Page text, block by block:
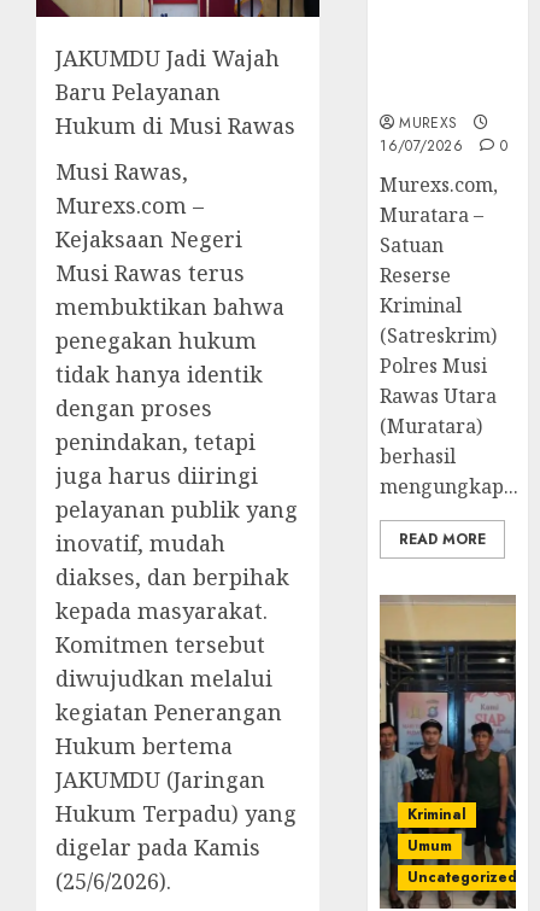
JAKUMDU Jadi Wajah
Baru Pelayanan
Hukum di Musi Rawas
Musi Rawas,
Murexs.com –
Kejaksaan Negeri
Musi Rawas terus
membuktikan bahwa
penegakan hukum
tidak hanya identik
dengan proses
penindakan, tetapi
juga harus diiringi
pelayanan publik yang
inovatif, mudah
diakses, dan berpihak
kepada masyarakat.
Komitmen tersebut
diwujudkan melalui
kegiatan Penerangan
Hukum bertema
JAKUMDU (Jaringan
Hukum Terpadu) yang
digelar pada Kamis
(25/6/2026).
MUREXS
16/07/2026
0
Murexs.com,
Muratara –
Satuan
Reserse
Kriminal
(Satreskrim)
Polres Musi
Rawas Utara
(Muratara)
berhasil
mengungkap...
READ MORE
Kriminal
Umum
Uncategorized